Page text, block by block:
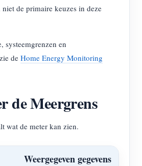
de primaire keuzes in deze
systeemgrenzen en
de Home Energy Monitoring
de Meergrens
wat de meter kan zien.
Weergegeven gegevens